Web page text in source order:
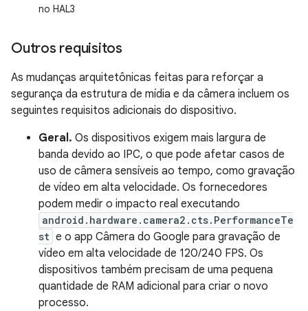
no HAL3
Outros requisitos
As mudanças arquitetônicas feitas para reforçar a
segurança da estrutura de mídia e da câmera incluem os
seguintes requisitos adicionais do dispositivo.
Geral. Os dispositivos exigem mais largura de
banda devido ao IPC, o que pode afetar casos de
uso de câmera sensíveis ao tempo, como gravação
de vídeo em alta velocidade. Os fornecedores
podem medir o impacto real executando
android.hardware.camera2.cts.PerformanceTe
st e o app Câmera do Google para gravação de
vídeo em alta velocidade de 120/240 FPS. Os
dispositivos também precisam de uma pequena
quantidade de RAM adicional para criar o novo
processo.